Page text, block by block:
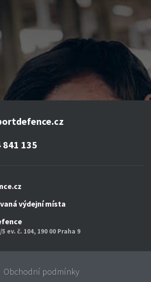
výdejní místa
ev. č. 104, 190 00 Praha 9
841 135
Obchodní podmínky